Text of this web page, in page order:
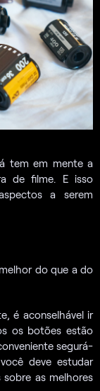
tem em mente a
de filme. E isso
a serem
do que a do
é aconselhável ir
os botões estão
segurá-
deve estudar
sobre as melhores